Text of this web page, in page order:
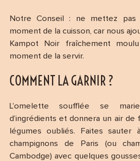
Notre Conseil : ne mettez
moment de la cuisson, car nous
Kampot Noir fraîchement
moment de la servir.
COMMENT LA GARNIR ?
L’omelette soufflée se
d’ingrédients et donnera un air
légumes oubliés. Faites sauter
champignons de Paris (ou
Cambodge) avec quelques